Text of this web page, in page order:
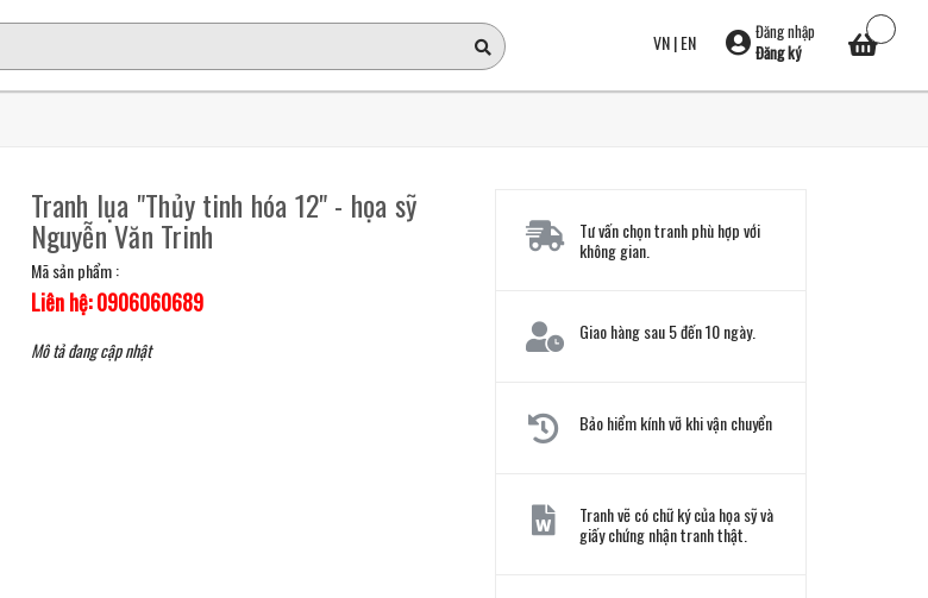
VN|EN
Đăng nhập
Đăng ký
Tranh lụa "Thủy tinh hóa 12" - họa sỹ
Nguyễn Văn Trinh
Mã sản phẩm :
Liên hệ: 0906060689
Mô tả đang cập nhật
Tư vấn chọn tranh phù hợp với
không gian.
Giao hàng sau 5 đến 10 ngày.
Bảo hiểm kính vỡ khi vận chuyển
Tranh vẽ có chữ ký của họa sỹ và
giấy chứng nhận tranh thật.